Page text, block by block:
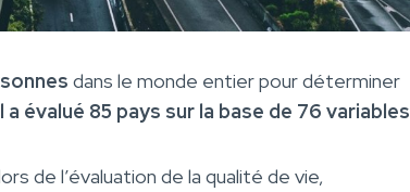
dans le monde entier pour déterminer
a évalué 85 pays sur la base de 76 variables
de l’évaluation de la qualité de vie,